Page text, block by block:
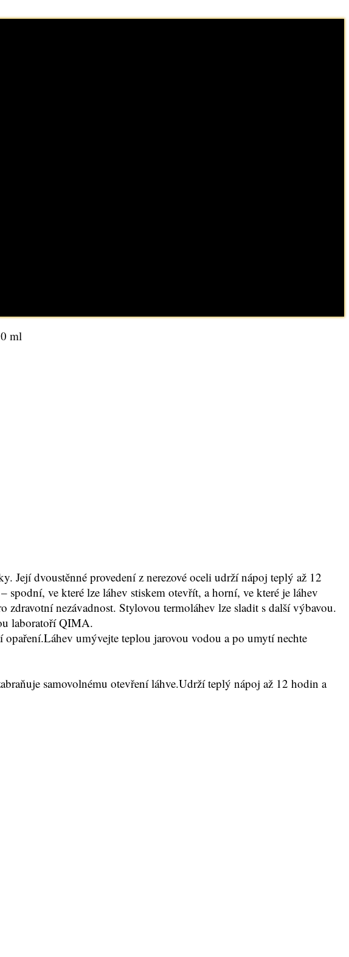
ml
dvoustěnné provedení z nerezové oceli udrží nápoj teplý až 12
ve které lze láhev stiskem otevřít, a horní, ve které je láhev
nezávadnost. Stylovou termoláhev lze sladit s další výbavou.
laboratoří QIMA.
umývejte teplou jarovou vodou a po umytí nechte
samovolnému otevření láhve.Udrží teplý nápoj až 12 hodin a